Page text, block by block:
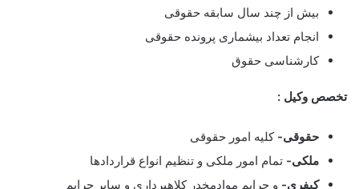
بیش از چند سال سابقه حقوقی
انجام تعداد بیشماری پرونده حقوقی
کارشناسی حقوق
تخصص وکیل :
حقوقی-کلیه امور حقوقی
ملکی- تمام امور ملکی و تنظیم انواع قراردادها
کیفری- و جرایم موادمخدر کلاهبرداری و سایر جرایم